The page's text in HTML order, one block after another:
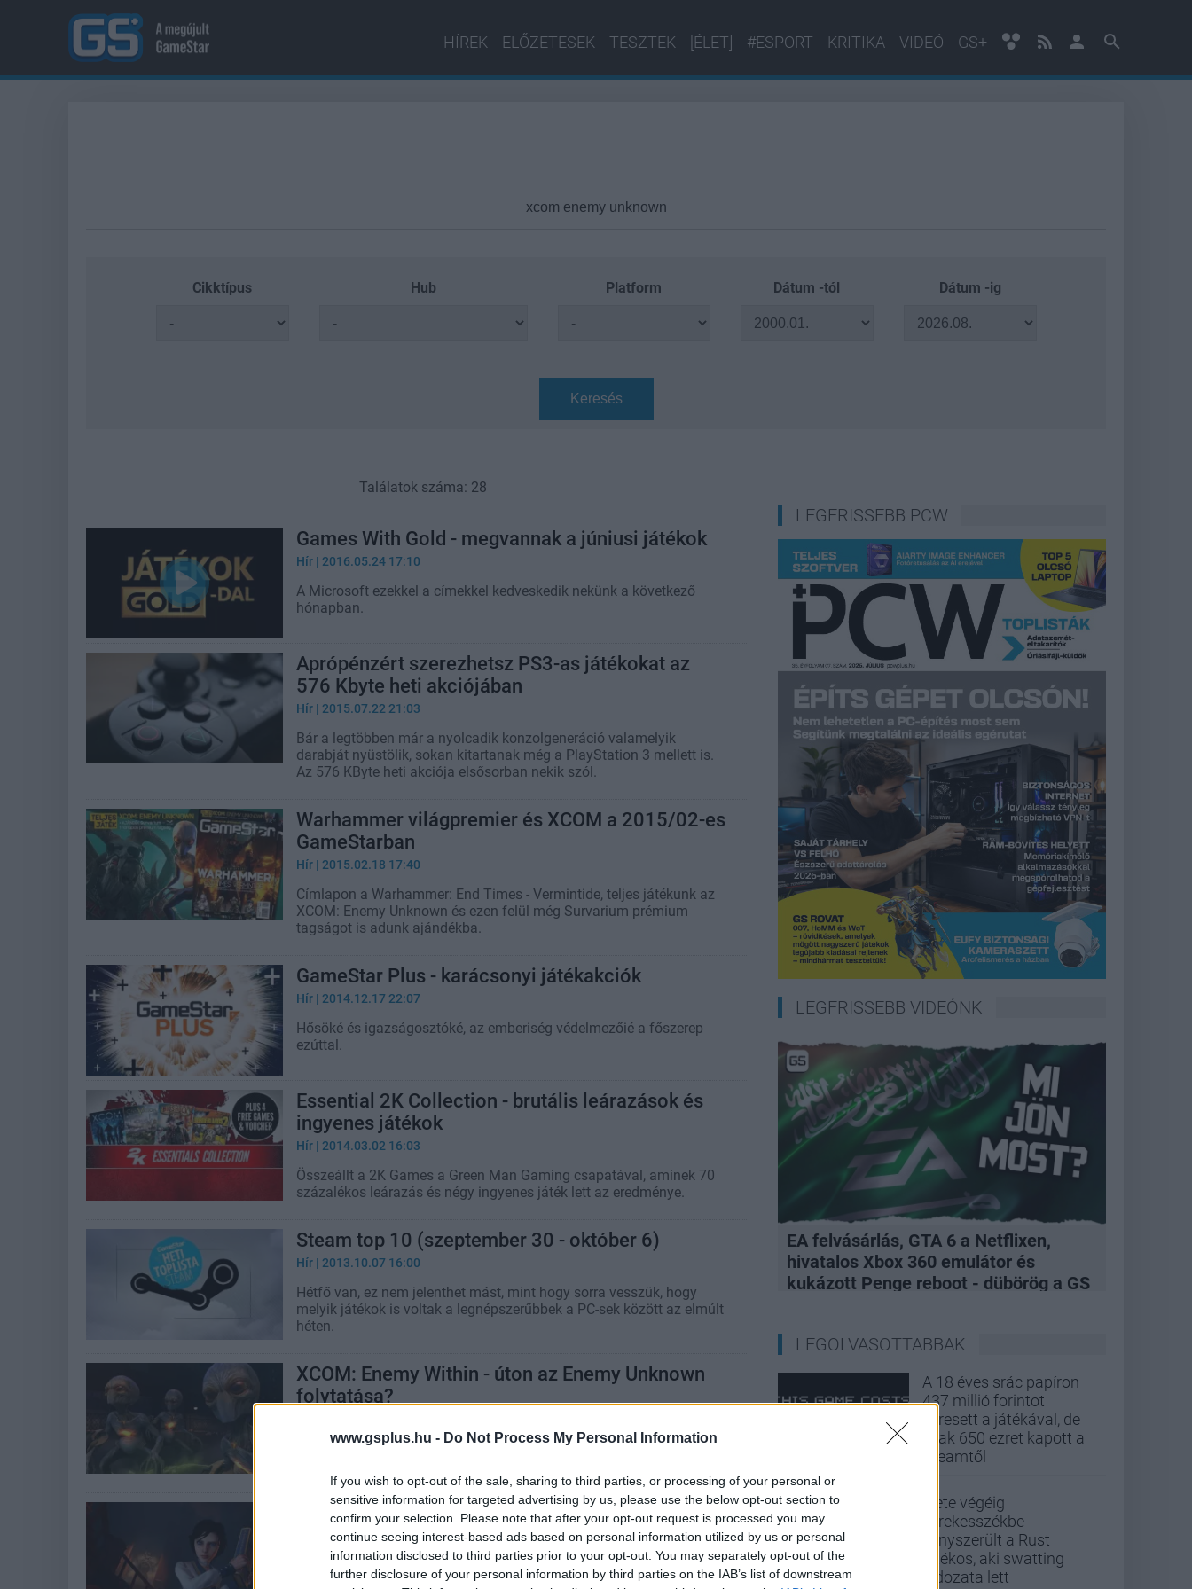
www.gsplus.hu - Do Not Process My Personal Information
If you wish to opt-out of the sale, sharing to third parties, or processing of your personal or
sensitive information for targeted advertising by us, please use the below opt-out section to
confirm your selection. Please note that after your opt-out request is processed you may
continue seeing interest-based ads based on personal information utilized by us or personal
information disclosed to third parties prior to your opt-out. You may separately opt-out of the
further disclosure of your personal information by third parties on the IAB’s list of downstream
HÍREK ELŐZETESEK TESZTEK [ÉLET] #ESPORT KRITIKA VIDEÓ GS+
Cikktípus Hub Platform Dátum -tól Dátum -ig
Keresés
Találatok száma: 28
Games With Gold - megvannak a júniusi játékok
Hír | 2016.05.24 17:10
A Microsoft ezekkel a címekkel kedveskedik nekünk a következő
hónapban.
Aprópénzért szerezhetsz PS3-as játékokat az
576 Kbyte heti akciójában
Hír | 2015.07.22 21:03
Bár a legtöbben már a nyolcadik konzolgeneráció valamelyik
darabját nyüstölik, sokan kitartanak még a PlayStation 3 mellett is.
Az 576 KByte heti akciója elsősorban nekik szól.
Warhammer világpremier és XCOM a 2015/02-es
GameStarban
Hír | 2015.02.18 17:40
Címlapon a Warhammer: End Times - Vermintide, teljes játékunk az
XCOM: Enemy Unknown és ezen felül még Survarium prémium
tagságot is adunk ajándékba.
GameStar Plus - karácsonyi játékakciók
Hír | 2014.12.17 22:07
Hősöké és igazságosztóké, az emberiség védelmezőié a főszerep
ezúttal.
Essential 2K Collection - brutális leárazások és
ingyenes játékok
Hír | 2014.03.02 16:03
Összeállt a 2K Games a Green Man Gaming csapatával, aminek 70
százalékos leárazás és négy ingyenes játék lett az eredménye.
Steam top 10 (szeptember 30 - október 6)
Hír | 2013.10.07 16:00
Hétfő van, ez nem jelenthet mást, mint hogy sorra vesszük, hogy
melyik játékok is voltak a legnépszerűbbek a PC-sek között az elmúlt
héten.
XCOM: Enemy Within - úton az Enemy Unknown
folytatása?
Több jel is arra utal, hogy augusztus végén bejelentésre kerül a
Xbox Live - a negyedik nap leárazásai
| 2013.07.05 07:40
Kegyetlen árzuhanással készült mára a Microsoft: az idei és tavalyi
év legjobb címeit vehetjük meg töredék áron.
LEGFRISSEBB PCW
LEGFRISSEBB VIDEÓNK
EA felvásárlás, GTA 6 a Netflixen,
hivatalos Xbox 360 emulátor és
kukázott Penge reboot - dübörög a GS
LEGOLVASOTTABBAK
A 18 éves srác papíron
437 millió forintot
keresett a játékával, de
csak 650 ezret kapott a
Steamtől
Élete végéig
kerekesszékbe
kényszerült a Rust
játékos, aki swatting
áldozata lett